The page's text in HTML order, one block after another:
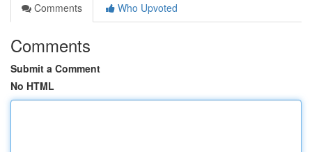
Comments
Who Upvoted
Comments
Submit a Comment
No HTML